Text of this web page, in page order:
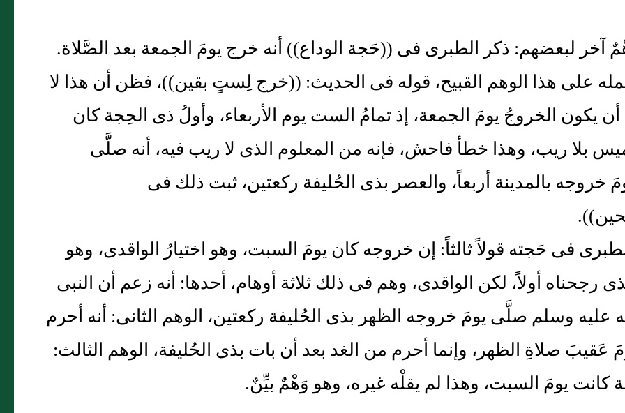
آخر لبعضهم: ذكر الطبرى فى ((حَجة الوداع)) أنه خرج يومَ الجمعة بعد الصَّلاة.
على هذا الوهم القبيح، قوله فى الحديث: ((خرج لِستٍ بقين))، فظن أن هذا لا
أن يكون الخروجُ يومَ الجمعة، إذ تمامُ الست يوم الأربعاء، وأولُ ذى الحِجة كان
بلا ريب، وهذا خطأ فاحش، فإنه من المعلوم الذى لا ريب فيه، أنه صلَّى
خروجه بالمدينة أربعاً، والعصر بذى الحُليفة ركعتين، ثبت ذلك فى
فى حَجته قولاً ثالثاً: إن خروجه كان يومَ السبت، وهو اختيارُ الواقدى، وهو
رجحناه أولاً، لكن الواقدى، وهم فى ذلك ثلاثة أوهام، أحدها: أنه زعم أن النبى
عليه وسلم صلَّى يومَ خروجه الظهر بذى الحُليفة ركعتين، الوهم الثانى: أنه أحرم
عَقيبَ صلاةِ الظهر، وإنما أحرم من الغد بعد أن بات بذى الحُليفة، الوهم الثالث:
كانت يومَ السبت، وهذا لم يقلْه غيره، وهو وَهْمٌ بيِّنٌ.